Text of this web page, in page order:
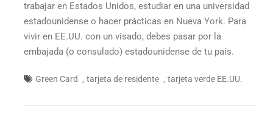
trabajar en Estados Unidos, estudiar en una universidad
estadounidense o hacer prácticas en Nueva York. Para
vivir en EE.UU. con un visado, debes pasar por la
embajada (o consulado) estadounidense de tu país.
Green Card , tarjeta de residente , tarjeta verde EE.UU.